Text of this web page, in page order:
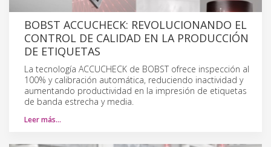
BOBST ACCUCHECK: REVOLUCIONANDO EL
CONTROL DE CALIDAD EN LA PRODUCCIÓN
DE ETIQUETAS
La tecnología ACCUCHECK de BOBST ofrece inspección al
100% y calibración automática, reduciendo inactividad y
aumentando productividad en la impresión de etiquetas
de banda estrecha y media.
Leer más…